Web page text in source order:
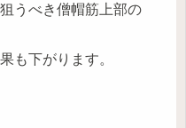
うべき僧帽筋上部の
も下がります。